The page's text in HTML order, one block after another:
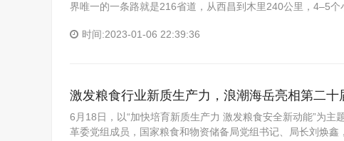
界唯一的一条路就是216省道，从西昌到木里240公里，4–5
时间:2023-01-06 22:39:36
激发粮食行业新质生产力，浪潮海岳亮相第二
6月18日，以“加快培育新质生产力 激发粮食安全新动能”为主
革委党组成员，国家粮食和物资储备局党组书记、局长刘焕